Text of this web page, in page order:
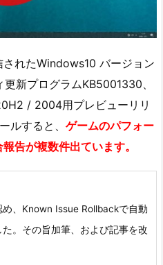
れたWindows10 バージョン
新プログラムKB5001330、
/ 2004用プレビューリリ
ルすると、 ゲームのパフォー
告が複数件出ています。
、Known Issue Rollbackで自動
。その旨加筆、および記事を改